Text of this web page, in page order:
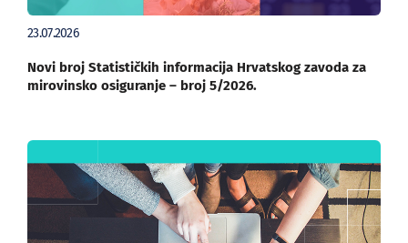
23.07.2026
Novi broj Statističkih informacija Hrvatskog zavoda za
mirovinsko osiguranje – broj 5/2026.